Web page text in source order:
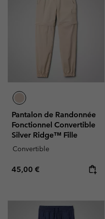
Pantalon de Randonnée
Fonctionnel Convertible
Silver Ridge™ Fille
Convertible
Regular price:
45,00 €